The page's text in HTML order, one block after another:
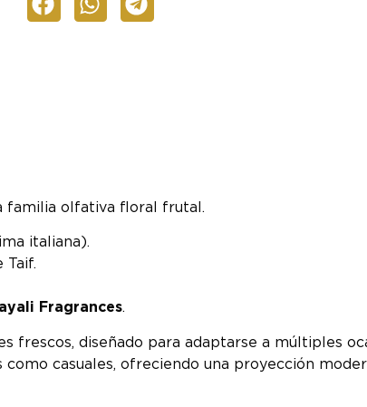
familia olfativa floral frutal.
italiana).
Taif.
Fragrances.
diseñado para adaptarse a múltiples
casuales, ofreciendo una proyección